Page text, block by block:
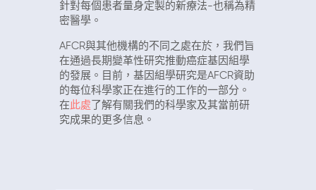
針對每個患者量身定製的新療法-也稱為精
密醫學。
AFCR與其他機構的不同之處在於，我們旨
在通過長期變革性研究推動癌症基因組學
的發展。目前，基因組學研究是AFCR資助
的每位科學家正在進行的工作的一部分。
在 此處 了解有關我們的科學家及其當前研
究成果的更多信息。